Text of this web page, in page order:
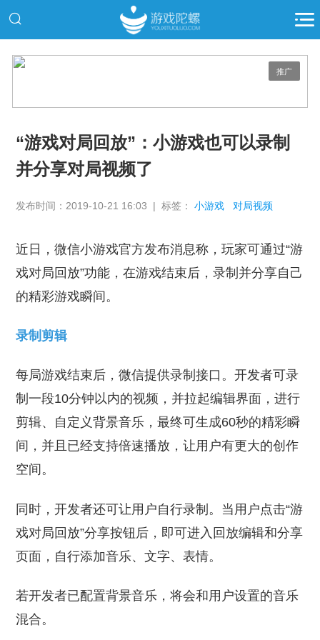
推广
“游戏对局回放”：小游戏也可以录制
并分享对局视频了
发布时间：2019-10-21 16:03 | 标签：小游戏 对局视频
近日，微信小游戏官方发布消息称，玩家可通过“游
戏对局回放”功能，在游戏结束后，录制并分享自己
的精彩游戏瞬间。
录制剪辑
每局游戏结束后，微信提供录制接口。开发者可录
制一段10分钟以内的视频，并拉起编辑界面，进行
剪辑、自定义背景音乐，最终可生成60秒的精彩瞬
间，并且已经支持倍速播放，让用户有更大的创作
空间。
同时，开发者还可让用户自行录制。当用户点击“游
戏对局回放”分享按钮后，即可进入回放编辑和分享
页面，自行添加音乐、文字、表情。
若开发者已配置背景音乐，将会和用户设置的音乐
混合。